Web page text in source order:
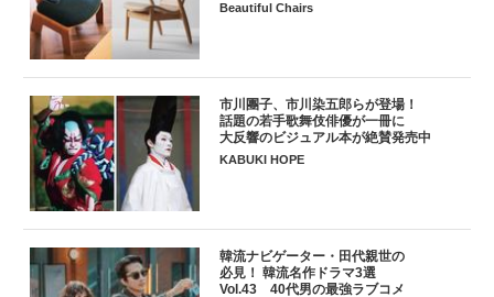
Beautiful Chairs
市川團子、市川染五郎らが登場！
話題の若手歌舞伎俳優が一冊に
大反響のビジュアル本が絶賛発売中
KABUKI HOPE
韓流ナビゲーター・田代親世の
必見！ 韓流名作ドラマ3選
Vol.43 40代男の最強ラブコメ